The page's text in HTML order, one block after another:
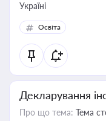
Україні
Освіта
Декларування
Про що тема: Тема